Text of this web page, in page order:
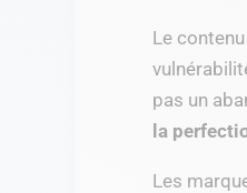
Le
pas un
la
Les